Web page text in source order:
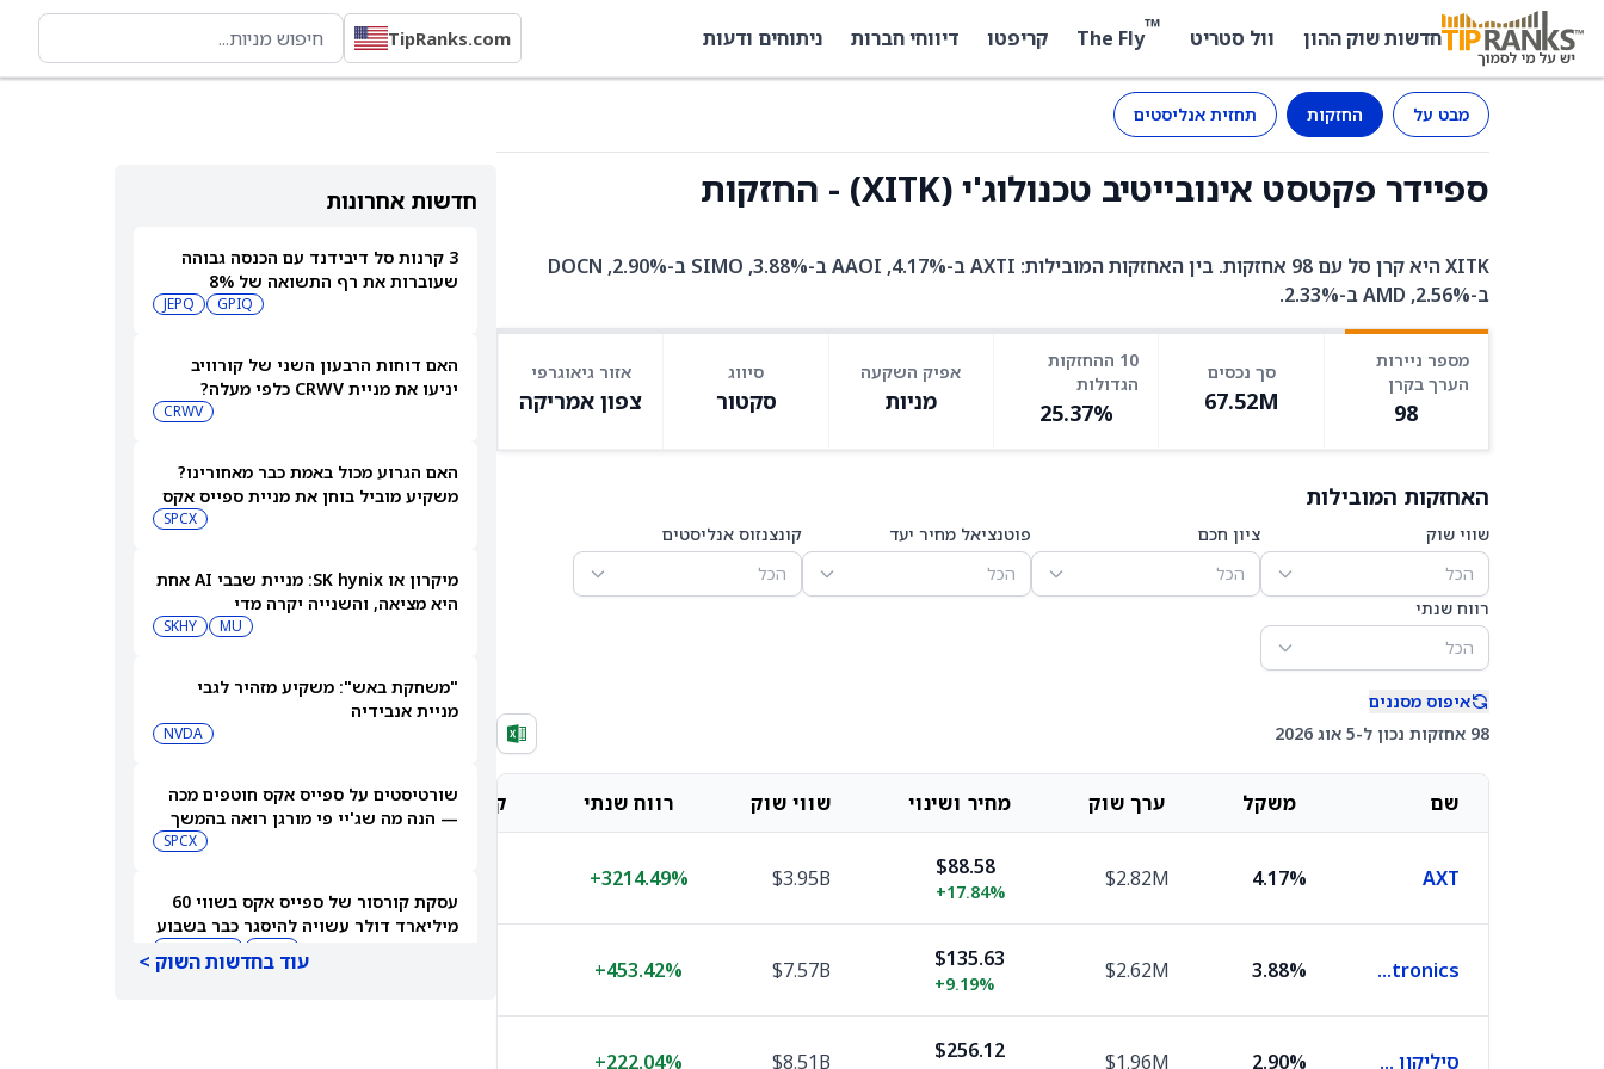
חדשות שוק ההון וול סטריט ™
The Fly קריפטו דיווחי חברות ניתוחים ודעות TipRanks.com
מבט על החזקות תחזית אנליסטים
ספיידר פקטסט אינובייטיב טכנולוג'י (XITK) - החזקות
XITK היא קרן סל עם 98 אחזקות. בין האחזקות המובילות: AXTI ב-4.17%, AAOI ב-3.88%, SIMO ב-2.90%, DOCN
ב-2.56%, AMD ב-2.33%.
מספר ניירות
הערך בקרן
98
סך נכסים
67.52M
10 ההחזקות
הגדולות
25.37%
אפיק השקעה
מניות
סיווג
סקטור
אזור גיאוגרפי
צפון אמריקה
האחזקות המובילות
שווי שוק
הכל
ציון חכם
הכל
פוטנציאל מחיר יעד
הכל
קונצנזוס אנליסטים
הכל
רווח שנתי
הכל
איפוס מסננים
98 אחזקות נכון ל-5 אוג 2026
שם משקל ערך שוק מחיר ושינוי שווי שוק רווח שנתי קונצנזוס אנליסטים מחיר יעד אנליסטים
AXT
4.17%
$2.82M
$88.58
+17.84%
$3.95B
+3214.49%
Applied Optoelectronics
3.88%
$2.62M
$135.63
+9.19%
$7.57B
+453.42%
$144.30
סיליקון מושן 2.90%
$1.96M
$256.12
$8.51B
+222.04%
חדשות אחרונות
3 קרנות סל דיבידנד עם הכנסה גבוהה
שעוברות את רף התשואה של 8%
GPIQ
JEPQ
האם דוחות הרבעון השני של קורוויב
יניעו את מניית CRWV כלפי מעלה?
CRWV
האם הגרוע מכול באמת כבר מאחורינו?
משקיע מוביל בוחן את מניית ספייס אקס
SPCX
מיקרון או SK hynix: מניית שבבי AI אחת
היא מציאה, והשנייה יקרה מדי
MU
SKHY
"משחקת באש": משקיע מזהיר לגבי
מניית אנבידיה
NVDA
שורטיסטים על ספייס אקס חוטפים מכה
— הנה מה שג'יי פי מורגן רואה בהמשך
SPCX
עסקת קורסור של ספייס אקס בשווי 60
מיליארד דולר עשויה להיסגר כבר בשבוע
עוד בחדשות השוק >